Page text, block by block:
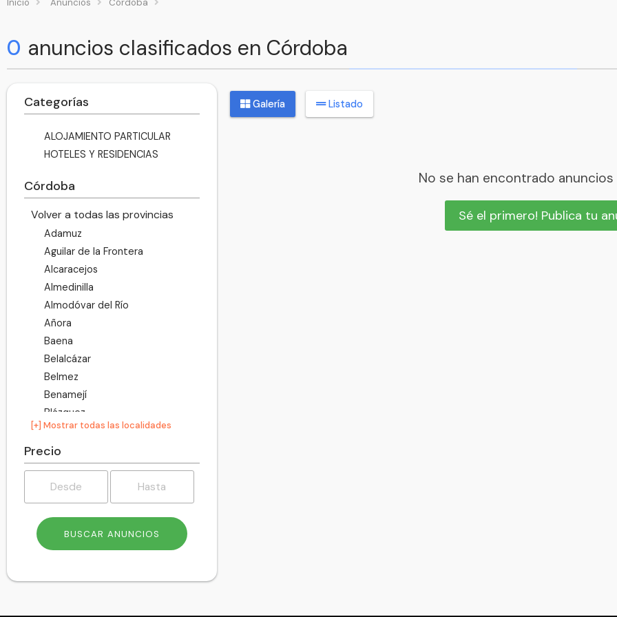
Inicio Anuncios Córdoba
0 anuncios clasificados en Córdoba
Categorías
ALOJAMIENTO PARTICULAR
HOTELES Y RESIDENCIAS
Córdoba
Volver a todas las provincias
Adamuz
Aguilar de la Frontera
Alcaracejos
Almedinilla
Almodóvar del Río
Añora
Baena
Belalcázar
Belmez
Benamejí
Blázquez
Bujalance
Cabra
Cañete de las Torres
Carcabuey
Cardeña
Carlota
Carpio
[+] Mostrar todas las localidades
Precio
Galería Listado
No se han encontrado
Sé el primero! Publica tu